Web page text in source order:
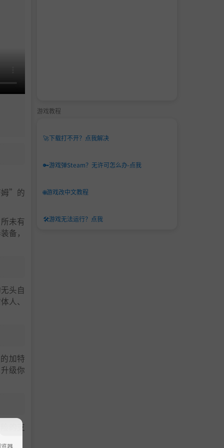
姆”的
未有
备，
头自
人、
加特
级你
的支
游戏教程
🚀下载打不开？点我解决
🔑游戏弹Steam？无许可怎么办-点我
🌐游戏改中文教程
🛠️游戏无法运行？点我
器